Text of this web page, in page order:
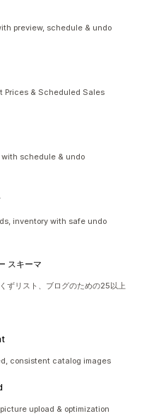
preview, schedule & undo
Prices & Scheduled Sales
schedule & undo
inventory with safe undo
スキーマ
ずリスト、ブログのための25以上
consistent catalog images
upload & optimization